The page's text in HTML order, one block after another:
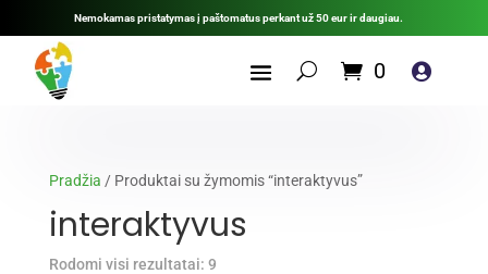
Nemokamas pristatymas į paštomatus perkant už 50 eur ir daugiau.
0 
Pradžia / Produktai su žymomis “interaktyvus”
interaktyvus
Rodomi visi rezultatai: 9Rūšiuojama